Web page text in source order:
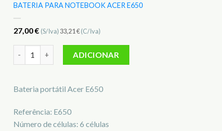
BATERIA PARA NOTEBOOK ACER E650
27,00€ (S/Iva)33,21€(C/Iva)
ADICIONAR
Bateria portátil Acer E650
Referência: E650
Número de células: 6 células